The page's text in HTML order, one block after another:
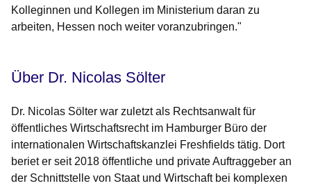
Kolleginnen und Kollegen im Ministerium daran zu
arbeiten, Hessen noch weiter voranzubringen."
Über Dr. Nicolas Sölter
Dr. Nicolas Sölter war zuletzt als Rechtsanwalt für
öffentliches Wirtschaftsrecht im Hamburger Büro der
internationalen Wirtschaftskanzlei Freshfields tätig. Dort
beriet er seit 2018 öffentliche und private Auftraggeber an
der Schnittstelle von Staat und Wirtschaft bei komplexen